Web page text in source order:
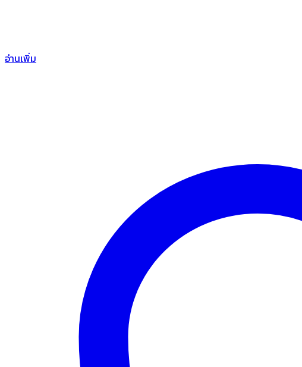
อ่านเพิ่ม